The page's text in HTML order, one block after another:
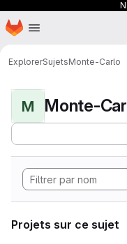
Passer au contenu principal
Page d'accueil
ExplorerSujetsMonte-Carlo
M Monte-
Projets sur ce sujet